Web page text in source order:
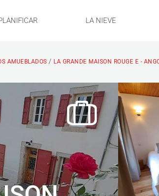
LA NIEVE
AMUEBLADOS / LA GRANDE MAISON ROUGE E -